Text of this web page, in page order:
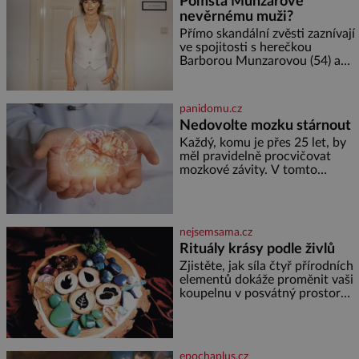
zdát bezvýznamná. Teprve když
se spojí s dalšími desítkami tisíc
příslušnic svého včelstva,
vznikne jeden z
nejdokonalejších organismů
nevěrnému muži?
Přímo skandální zvěsti zaznívají
ve spojitosti s herečkou
Barborou Munzarovou (54) a
viděna s jakýmsi sympaťákem, s
nímž se velmi družně, až d
panidomu.cz
Nedovolte mozku stárnout
Každý, komu je přes 25 let, by
měl pravidelně procvičovat
mozkové závity. V tomto
marně v paměti lovíte název
knížky, kterou jste nedávno
přečetli. Je to opravdu tak, s
věkem jako kdyby se paměť
rozhodla stávkovat. Cvičte
nejsemsama.cz
Rituály krásy podle živlů
Zjistěte, jak síla čtyř přírodních
elementů dokáže proměnit vaši
koupelnu v posvátný prostor
hvězdami? Každá z nás v sobě
epochaplus.cz